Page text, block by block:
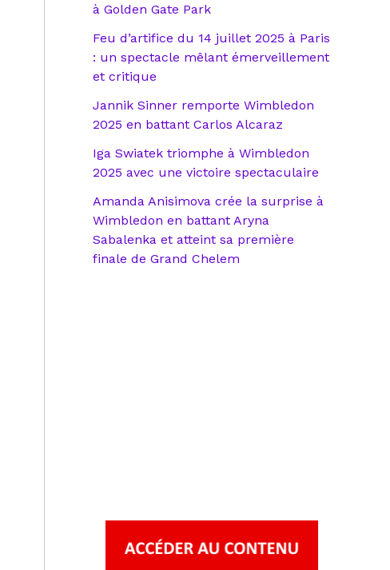
à Golden Gate Park
Feu d’artifice du 14 juillet 2025 à Paris
: un spectacle mêlant émerveillement
et critique
Jannik Sinner remporte Wimbledon
2025 en battant Carlos Alcaraz
Iga Swiatek triomphe à Wimbledon
2025 avec une victoire spectaculaire
Amanda Anisimova crée la surprise à
Wimbledon en battant Aryna
Sabalenka et atteint sa première
finale de Grand Chelem